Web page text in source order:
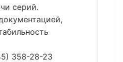
серий.
358-28-23